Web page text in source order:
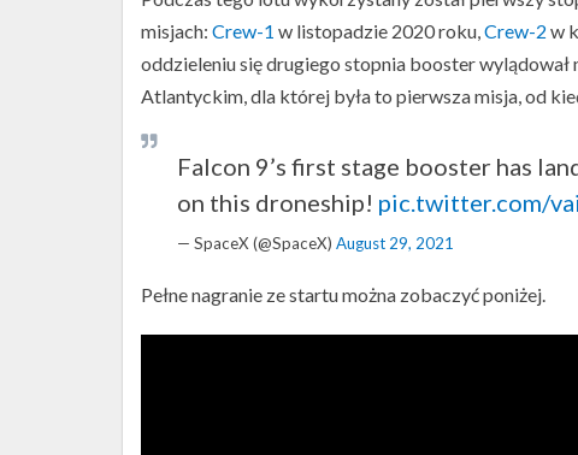
misjach: Crew-1 w listopadzie 2020 roku, Crew-2 w
oddzieleniu się drugiego stopnia booster wylądował
Atlantyckim, dla której była to pierwsza misja, od
Falcon 9’s first stage booster has
on this droneship! pic.twitter.com/
— SpaceX (@SpaceX) August 29, 2021
Pełne nagranie ze startu można zobaczyć poniżej.